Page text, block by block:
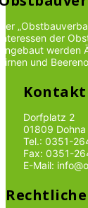
der
werden
und
Kontakt
Dorfplatz 2
01809 Dohna
Tel.: 0351-
Fax: 0351-
E-Mail: